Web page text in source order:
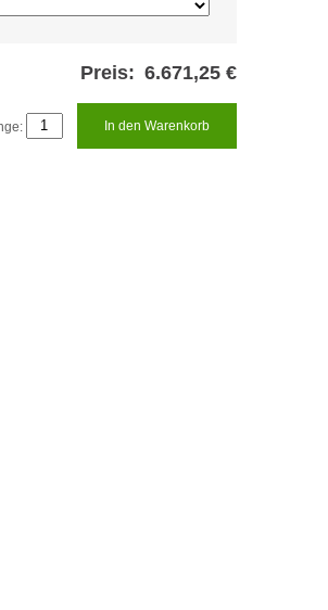
Preis: 6.671,25 €
In den Warenkorb